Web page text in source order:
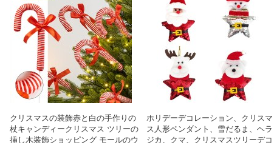
クリスマスの装飾赤と白の手作りの
杖キャンディークリスマス ツリーの
挿し木装飾ショッピング モールのウ
ホリデーデコレーション、クリスマ
ス人形ペンダント、雪だるま、ヘラ
ジカ、クマ、クリスマスツリーデコ